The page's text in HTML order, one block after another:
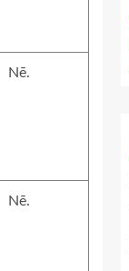
Nē.
Nē.